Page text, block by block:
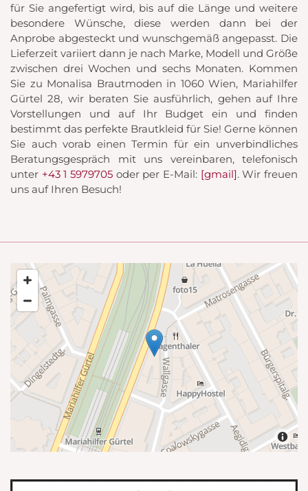
für Sie angefertigt wird, bis auf die Länge und weitere
besondere Wünsche, diese werden dann bei der
Anprobe abgesteckt und wunschgemäß angepasst. Die
Lieferzeit variiert dann je nach Marke, Modell und Größe
zwischen drei Wochen und sechs Monaten. Kommen
Sie zu Monalisa Brautmoden in 1060 Wien, Mariahilfer
Gürtel 28, wir beraten Sie ausführlich, gehen auf Ihre
Vorstellungen und auf Ihr Budget ein und finden
bestimmt das perfekte Brautkleid für Sie! Gerne können
Sie auch vorab einen Termin für ein unverbindliches
Beratungsgespräch mit uns vereinbaren, telefonisch
unter +43 1 5979705 oder per E-Mail: [gmail]. Wir freuen
uns auf Ihren Besuch!